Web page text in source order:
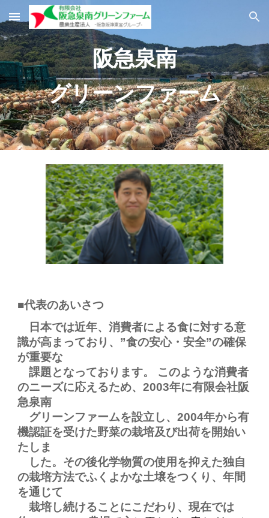
Skip to main content Skip to navigation
阪急泉南
グリーンファーム
■代表のあいさつ
日本では近年、消費者による食に対する意
識が高まっており、”食の安心・安全”の確保
が重要な
課題となっております。 このような消費者
のニーズに応えるため、2003年に有限会社阪
急泉南
グリーンファームを設立し、2004年から有
機認証を受けた野菜の栽培及び出荷を開始い
たしま
した。その後化学物質の使用を抑えた独自
の栽培方法でふくよかな土壌をつくり、年間
を通じて
栽培し続けることにこだわり、現在では